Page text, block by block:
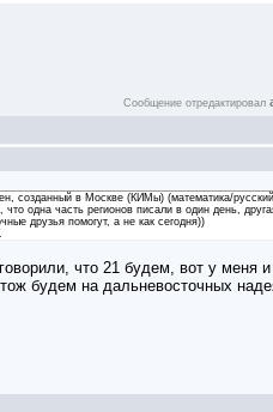
Сообщение отредактировал
созданный в Москве (КИМы) (математика/
одна часть регионов писали в один день,
друзья помогут, а не как сегодня))
что 21 будем, вот у меня
будем на дальневосточных